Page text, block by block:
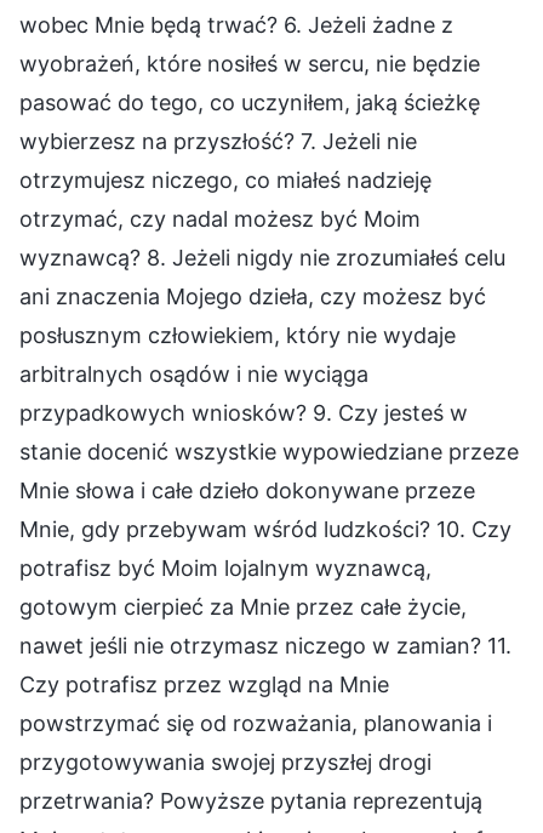
wobec Mnie będą trwać? 6. Jeżeli żadne z
wyobrażeń, które nosiłeś w sercu, nie będzie
pasować do tego, co uczyniłem, jaką ścieżkę
wybierzesz na przyszłość? 7. Jeżeli nie
otrzymujesz niczego, co miałeś nadzieję
otrzymać, czy nadal możesz być Moim
wyznawcą? 8. Jeżeli nigdy nie zrozumiałeś celu
ani znaczenia Mojego dzieła, czy możesz być
posłusznym człowiekiem, który nie wydaje
arbitralnych osądów i nie wyciąga
przypadkowych wniosków? 9. Czy jesteś w
stanie docenić wszystkie wypowiedziane przeze
Mnie słowa i całe dzieło dokonywane przeze
Mnie, gdy przebywam wśród ludzkości? 10. Czy
potrafisz być Moim lojalnym wyznawcą,
gotowym cierpieć za Mnie przez całe życie,
nawet jeśli nie otrzymasz niczego w zamian? 11.
Czy potrafisz przez wzgląd na Mnie
powstrzymać się od rozważania, planowania i
przygotowywania swojej przyszłej drogi
przetrwania? Powyższe pytania reprezentują